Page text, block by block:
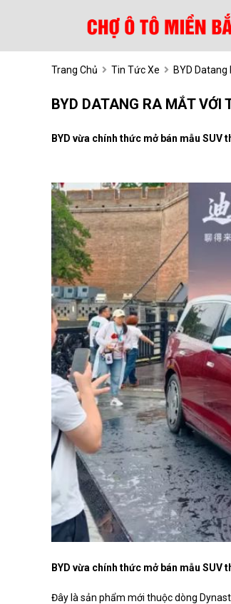
Trang Chủ Tin Tức Xe BYD
BYD DATANG RA MẮT VỚI
BYD vừa chính thức mở bán mẫu SUV
BYD vừa chính thức mở bán mẫu SUV
Đây là sản phẩm mới thuộc dòng